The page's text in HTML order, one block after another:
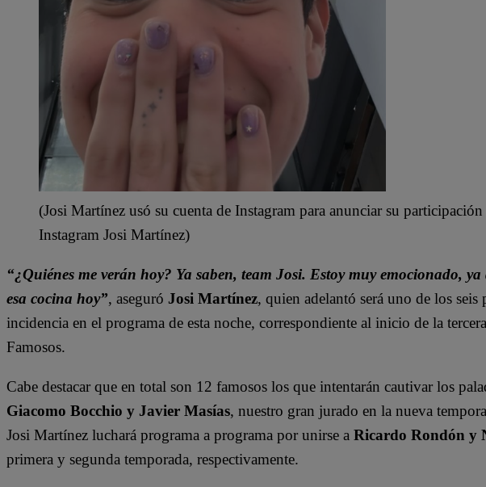
(Josi Martínez usó su cuenta de Instagram para anunciar su
Instagram Josi Martínez)
“¿Quiénes me verán hoy? Ya saben, team Josi. Estoy muy emocionado,
esa cocina hoy”, aseguró Josi Martínez, quien adelantó será uno de los seis
incidencia en el programa de esta noche, correspondiente al inicio de la
Famosos.
Cabe destacar que en total son 12 famosos los que intentarán cautivar los
Giacomo Bocchio y Javier Masías, nuestro gran jurado en la nueva
Josi Martínez luchará programa a programa por unirse a Ricardo Rondón y
primera y segunda temporada, respectivamente.